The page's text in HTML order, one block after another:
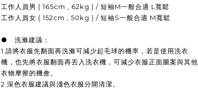
工作人員男 ( 165cm , 62kg ) / 短袖M一般合適 L寬鬆
工作人員女 ( 152cm , 50kg ) / 短袖S一般合適 M寬鬆
● 洗滌建議：
1.請將衣服先翻面再洗滌可減少起毛球的機率，若是使用洗衣
機，也先將衣服翻面再丟入洗衣機，可減少衣服正面圖案與其他
衣物摩擦的機會。
2.深色衣服建議與淺色衣服分開清潔。